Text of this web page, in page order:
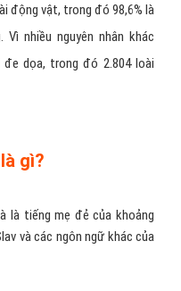
động vật, trong đó 98,6% là
nhiều nguyên nhân khác
đe dọa, trong đó 2.804 loài
gì?
là tiếng mẹ đẻ của khoảng
và các ngôn ngữ khác của